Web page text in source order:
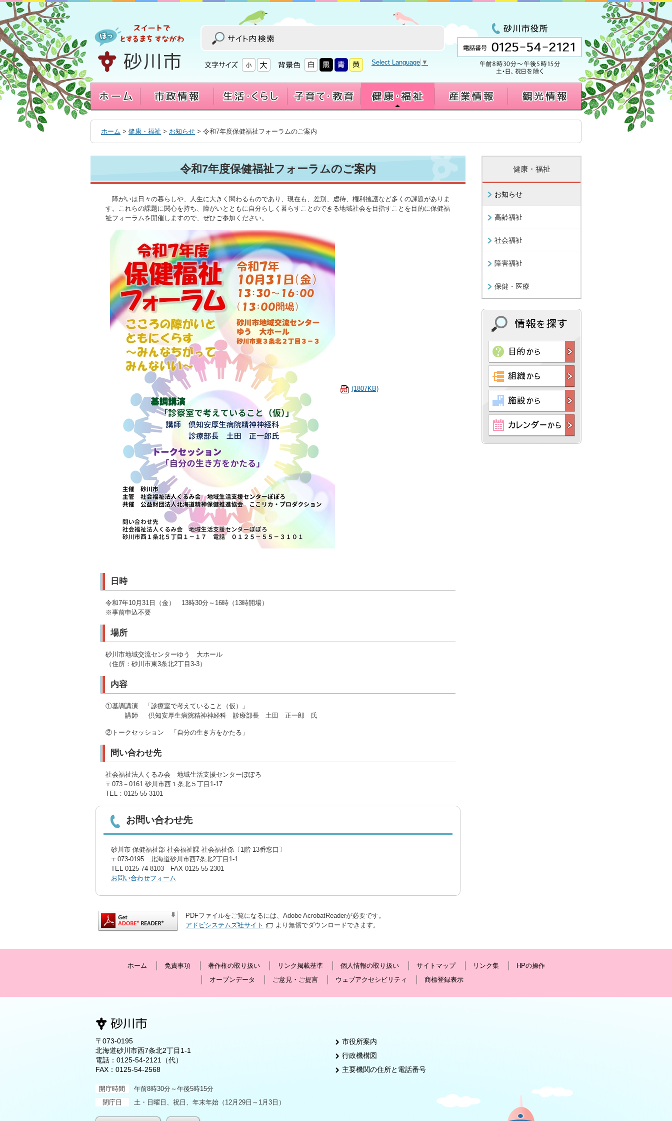
へ
移
動
す
る
Select Language ▼
ホーム > 健康・福祉 > お知らせ > 令和7年度保健福祉フォーラムのご案内
令和7年度保健福祉フォーラムのご案内
障がいは日々の暮らしや、人生に大きく関わるものであり、現在も、差別、虐待、権利擁護など多くの課題がありま
す。これらの課題に関心を持ち、障がいとともに自分らしく暮らすことのできる地域社会を目指すことを目的に保健福
祉フォーラムを開催しますので、ぜひご参加ください。
(1807KB)
日時
令和7年10月31日（金） 13時30分～16時（13時開場）
※事前申込不要
場所
砂川市地域交流センターゆう 大ホール
（住所：砂川市東3条北2丁目3-3）
内容
①基調講演 「診療室で考えていること（仮）」
講師 倶知安厚生病院精神神経科 診療部長 土田 正一郎 氏
②トークセッション 「自分の生き方をかたる」
問い合わせ先
社会福祉法人くるみ会 地域生活支援センターぽぽろ
〒073－0161 砂川市西１条北５丁目1-17
TEL：0125-55-3101
お問い合わせ先
砂川市 保健福祉部 社会福祉課 社会福祉係〔1階 13番窓口〕
〒073-0195 北海道砂川市西7条北2丁目1-1
TEL 0125-74-8103 FAX 0125-55-2301
お問い合わせフォーム
PDFファイルをご覧になるには、Adobe AcrobatReaderが必要です。
アドビシステムズ社サイト
より無償でダウンロードできます。
健康・福祉
お知らせ
高齢福祉
社会福祉
障害福祉
保健・医療
ホーム 免責事項 著作権の取り扱い リンク掲載基準 個人情報の取り扱い サイトマップ リンク集
HPの操作
オープンデータ
ご意見・ご提言 ウェブアクセシビリティ 商標登録表示
〒073-0195
北海道砂川市西7条北2丁目1-1
電話： 0125-54-2121
（代）
FAX：0125-54-2568
開庁時間
午前8時30分～午後5時15分
閉庁日
土・日曜日、祝日、年末年始（12月29日～1月3日）
市役所案内
行政機構図
主要機関の住所と電話番号